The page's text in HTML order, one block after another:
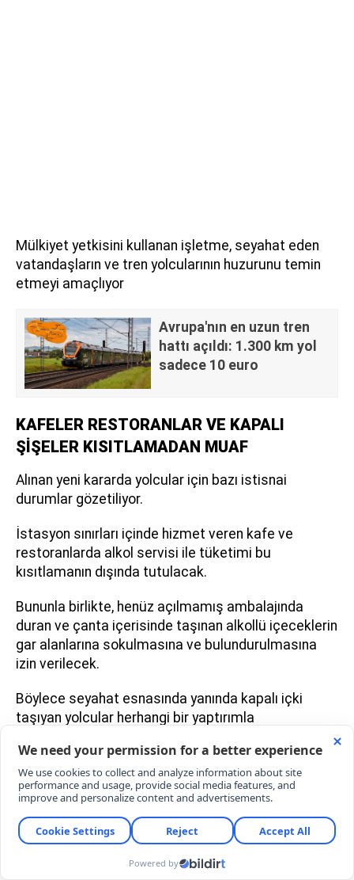
Mülkiyet yetkisini kullanan işletme, seyahat eden
vatandaşların ve tren yolcularının huzurunu temin
etmeyi amaçlıyor
Avrupa'nın en uzun tren
hattı açıldı: 1.300 km yol
sadece 10 euro
KAFELER RESTORANLAR VE KAPALI
ŞİŞELER KISITLAMADAN MUAF
Alınan yeni kararda yolcular için bazı istisnai
durumlar gözetiliyor.
İstasyon sınırları içinde hizmet veren kafe ve
restoranlarda alkol servisi ile tüketimi bu
kısıtlamanın dışında tutulacak.
Bununla birlikte, henüz açılmamış ambalajında
duran ve çanta içerisinde taşınan alkollü içeceklerin
gar alanlarına sokulmasına ve bulundurulmasına
izin verilecek.
Böylece seyahat esnasında yanında kapalı içki
taşıyan yolcular herhangi bir yaptırımla
KURALI İHLAL EDENLERE POLİS ZORUYLA
KALICI GİRİŞ YASAĞI
Yasağın sahadaki denetimi, Deutsche Bahn
bünyesindeki özel güvenlik personeli ile emniyet
teşkilatına bağlı polis ekipleri tarafından ortaklaşa